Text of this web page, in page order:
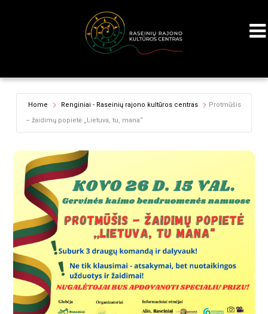
Home Renginiai - Raseinių rajono kultūros centras
Protmūšis
– žaidimų popietė „Lietuva, tu, mana“